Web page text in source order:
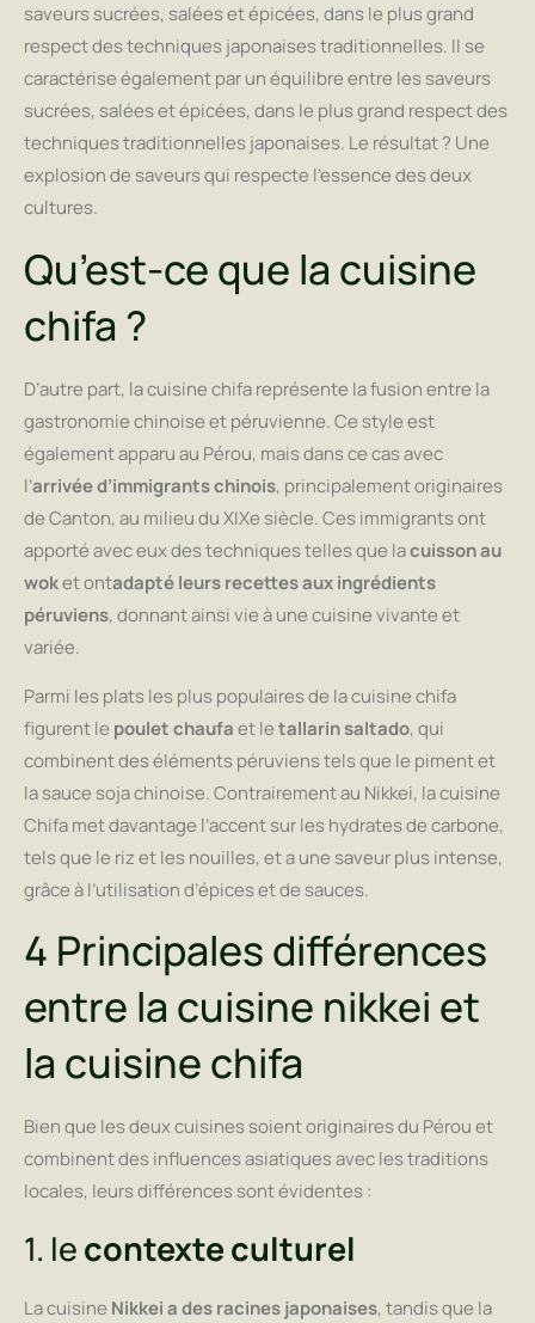
saveurs sucrées, salées et épicées, dans le plus grand
respect des techniques japonaises traditionnelles. Il se
caractérise également par un équilibre entre les saveurs
sucrées, salées et épicées, dans le plus grand respect des
techniques traditionnelles japonaises. Le résultat ? Une
explosion de saveurs qui respecte l’essence des deux
cultures.
Qu’est-ce que la cuisine
chifa ?
D’autre part, la cuisine chifa représente la fusion entre la
gastronomie chinoise et péruvienne. Ce style est
également apparu au Pérou, mais dans ce cas avec
l’arrivée d’immigrants chinois, principalement originaires
de Canton, au milieu du XIXe siècle. Ces immigrants ont
apporté avec eux des techniques telles que lacuisson au
woket ontadapté leurs recettes aux ingrédients
péruviens, donnant ainsi vie à une cuisine vivante et
variée.
Parmi les plats les plus populaires de la cuisine chifa
figurent le poulet chaufaet letallarin saltado, qui
combinent des éléments péruviens tels que le piment et
la sauce soja chinoise. Contrairement au Nikkei, la cuisine
Chifa met davantage l’accent sur les hydrates de carbone,
tels que le riz et les nouilles, et a une saveur plus intense,
grâce à l’utilisation d’épices et de sauces.
4 Principales différences
entre la cuisine nikkei et
la cuisine chifa
Bien que les deux cuisines soient originaires du Pérou et
combinent des influences asiatiques avec les traditions
locales, leurs différences sont évidentes :
1. lecontexte culturel
La cuisine Nikkei a des racines japonaises, tandis que la